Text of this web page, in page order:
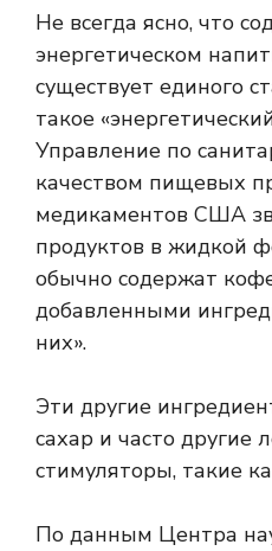
Не всегда ясно, что
энергетическом
существует единого
такое
Управление по
качеством пищевых
медикаментов США
продуктов в жидкой
обычно содержат
добавленными
них».
Эти другие
сахар и часто другие
стимуляторы, такие
По данным Центра